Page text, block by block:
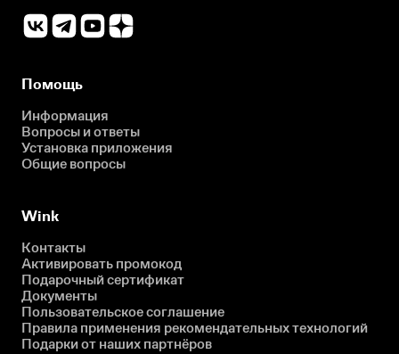
Помощь
Информация
Вопросы и ответы
Установка приложения
Общие вопросы
Wink
Контакты
Активировать промокод
Подарочный сертификат
Документы
Пользовательское соглашение
Правила применения рекомендательных технологий
Подарки от наших партнёров